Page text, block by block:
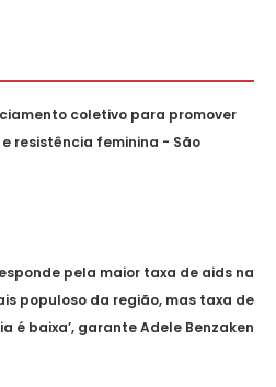
coletivo para promover
resistência feminina - São
pela maior taxa de aids na
populoso da região, mas taxa de
é baixa’, garante Adele Benzaken